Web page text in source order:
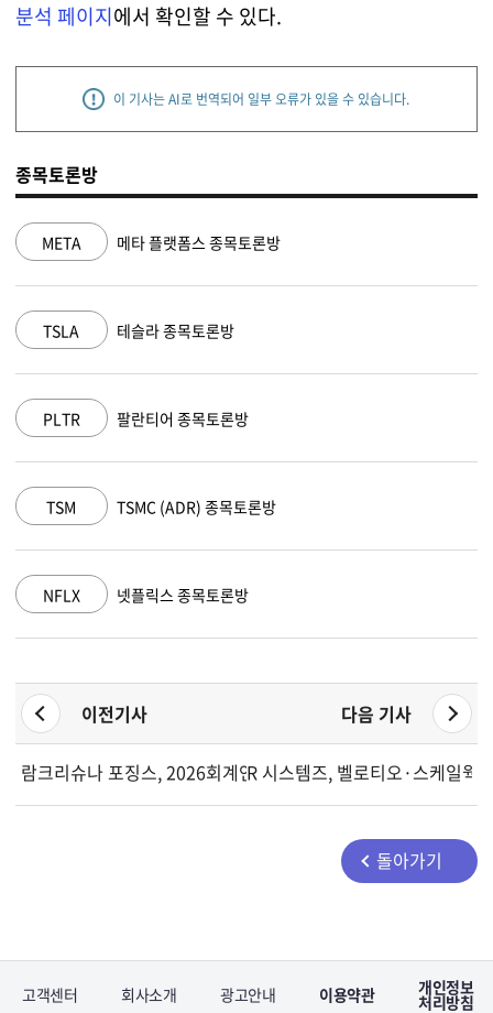
분석 페이지에서 확인할 수 있다.
이 기사는 AI로 번역되어 일부 오류가 있을 수 있습니다.
종목토론방
META 메타 플랫폼스 종목토론방
TSLA 테슬라 종목토론방
PLTR 팔란티어 종목토론방
TSM TSMC (ADR) 종목토론방
NFLX 넷플릭스 종목토론방
이전기사 다음 기사
람크리슈나 포징스, 2026회계연도 실적 발표...중간배당 및 스톡
R 시스템즈, 벨로티오·스케일웍
돌아가기
고객센터 회사소개 광고안내 이용약관 개인정보
처리방침